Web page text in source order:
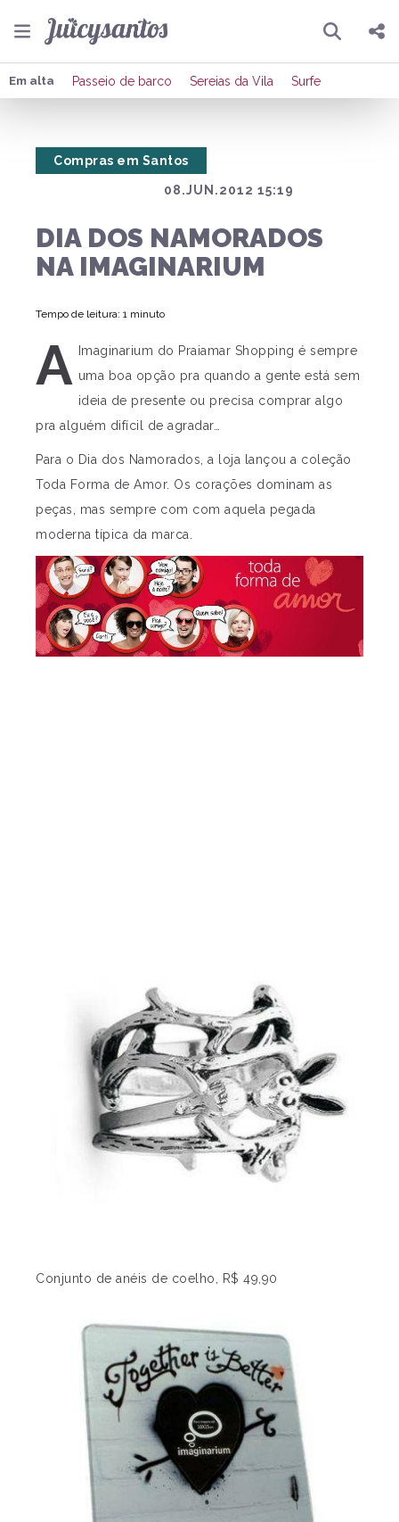
Pesquisar
Compartilhar
Publicar no X
Em alta Passeio de barco Sereias da Vila Surfe
08.JUN.2012 15:19
Compras em Santos
DIA DOS NAMORADOS
NA IMAGINARIUM
Tempo de leitura: 1 minuto
A
Imaginarium do Praiamar Shopping é sempre
uma boa opção pra quando a gente está sem
ideia de presente ou precisa comprar algo
pra alguém difícil de agradar…
Para o Dia dos Namorados, a loja lançou a coleção
Toda Forma de Amor. Os corações dominam as
peças, mas sempre com com aquela pegada
moderna típica da marca.
Conjunto de anéis de coelho, R$ 49,90